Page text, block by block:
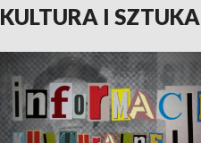
KULTURA I SZTUKA